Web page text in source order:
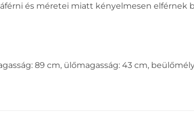
és méretei miatt kényelmesen elférnek
89 cm, ülőmagasság: 43 cm,